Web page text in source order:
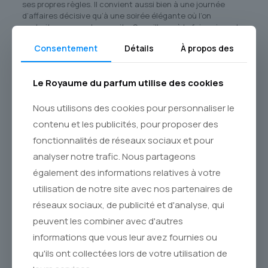
ses propres règles. Il convient aussi bien à une journée
d’affaires décisive qu’à une soirée élégante où l’on
souhaite marquer les esprits. Son sillage, à la fois puissant
rapprocher pour en découvrir toutes les facettes. C’est
l’allié parfait pour celui qui comprend que le véritable luxe
olfactive** sur **Le Royaume du Parfum**. Nous nous
engageons à vous faire parvenir votre flacon de SIGNATURE,
soigneusement emballé, partout au **Canada** grâce à
notre service de **livraison par Postes Canada**. Offrez-
qui, comme son nom l’indique, deviendra sa signature la
plus personnelle et la plus mémorable. Découvrez l’essence
de la distinction. Découvrez SIGNATURE.
Consentement Détails À propos des
Le Royaume du parfum utilise des cookies
Nous utilisons des cookies pour personnaliser le
contenu et les publicités, pour proposer des
fonctionnalités de réseaux sociaux et pour
analyser notre trafic. Nous partageons
également des informations relatives à votre
utilisation de notre site avec nos partenaires de
réseaux sociaux, de publicité et d'analyse, qui
peuvent les combiner avec d'autres
informations que vous leur avez fournies ou
qu'ils ont collectées lors de votre utilisation de